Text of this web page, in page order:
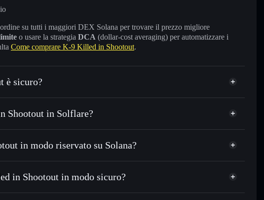
su tutti i maggiori DEX Solana per trovare il prezzo migliore
o usare la strategia DCA (dollar-cost averaging) per automatizzare i
Come comprare K-9 Killed in Shootout.
è sicuro?
Shootout in Solflare?
TITAN in SOL, USDC o in migliaia di altri token Solana al prezzo
cost average su TITAN nel tempo
senza collegare pubblicamente i wallet usando l’Aggregatore di
in modo riservato su Solana?
di privacy
in Shootout in modo sicuro?
in Shootout wallet non-custodial Solflare